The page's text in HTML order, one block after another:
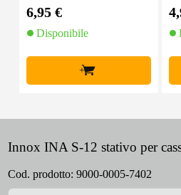
6,95 €
Disponibile
+
Innox INA S-12 stativo per
Cod. prodotto: 9000-0005-7402